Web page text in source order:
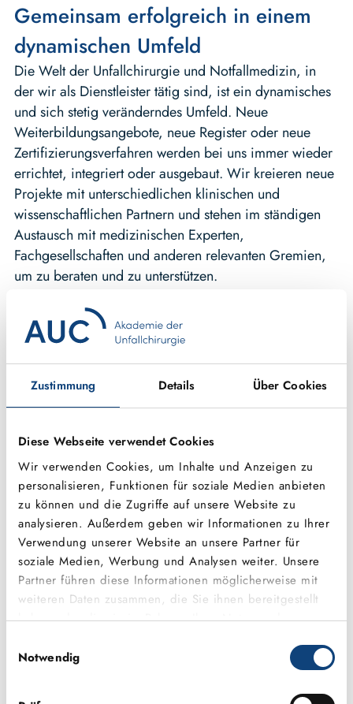
Zustimmung Details Über Cookies
Diese Webseite verwendet Cookies
Wir verwenden Cookies, um Inhalte und Anzeigen zu
personalisieren, Funktionen für soziale Medien anbieten
zu können und die Zugriffe auf unsere Website zu
analysieren. Außerdem geben wir Informationen zu Ihrer
Verwendung unserer Website an unsere Partner für
soziale Medien, Werbung und Analysen weiter. Unsere
Partner führen diese Informationen möglicherweise mit
weiteren Daten zusammen, die Sie ihnen bereitgestellt
haben oder die sie im Rahmen Ihrer Nutzung der
Notwendig
Gemeinsam erfolgreich in einem
dynamischen Umfeld
Die Welt der Unfallchirurgie und Notfallmedizin, in
der wir als Dienstleister tätig sind, ist ein dynamisches
und sich stetig veränderndes Umfeld. Neue
Weiterbildungsangebote, neue Register oder neue
Zertifizierungsverfahren werden bei uns immer wieder
errichtet, integriert oder ausgebaut. Wir kreieren neue
Projekte mit unterschiedlichen klinischen und
wissenschaftlichen Partnern und stehen im ständigen
Austausch mit medizinischen Experten,
Fachgesellschaften und anderen relevanten Gremien,
um zu beraten und zu unterstützen.
setzen wir auf ein vertrauensvolles und wertschätzendes
Miteinander im Team. Dazu gehören kurze
Gestaltungsspielraum, aber auch ein immer offenes
Ohr und das gemeinsame Ziehen an einem Strang. So
Fähigkeiten am besten einbringen und sich
entsprechend ihrer Fähigkeiten entfalten.